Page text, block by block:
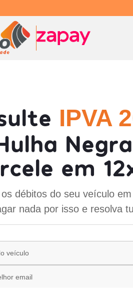
IPVA
em
débitos do seu veículo
nada por isso e resolva